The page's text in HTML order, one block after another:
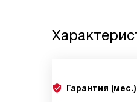
Гарантия (мес.)